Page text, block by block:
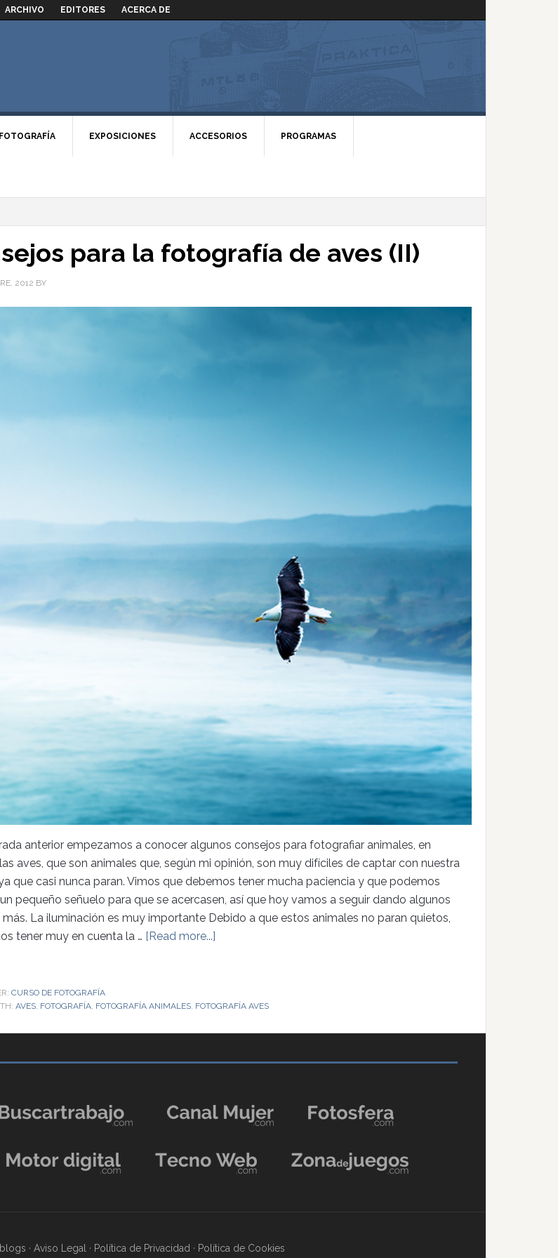
ARCHIVO EDITORES ACERCA DE
EXPOSICIONES ACCESORIOS PROGRAMAS
para la fotografía de aves (II)
2012 BY
anterior empezamos a conocer algunos consejos para fotografiar animales, en
aves, que son animales que, según mi opinión, son muy difíciles de captar con nuestra
que casi nunca paran. Vimos que debemos tener mucha paciencia y que podemos
pequeño señuelo para que se acercasen, así que hoy vamos a seguir dando algunos
La iluminación es muy importante Debido a que estos animales no paran quietos,
tener muy en cuenta la … [Read more...]
CURSO DE FOTOGRAFÍA
AVES, FOTOGRAFÍA, FOTOGRAFÍA ANIMALES, FOTOGRAFÍA AVES
· Aviso Legal · Política de Privacidad · Política de Cookies